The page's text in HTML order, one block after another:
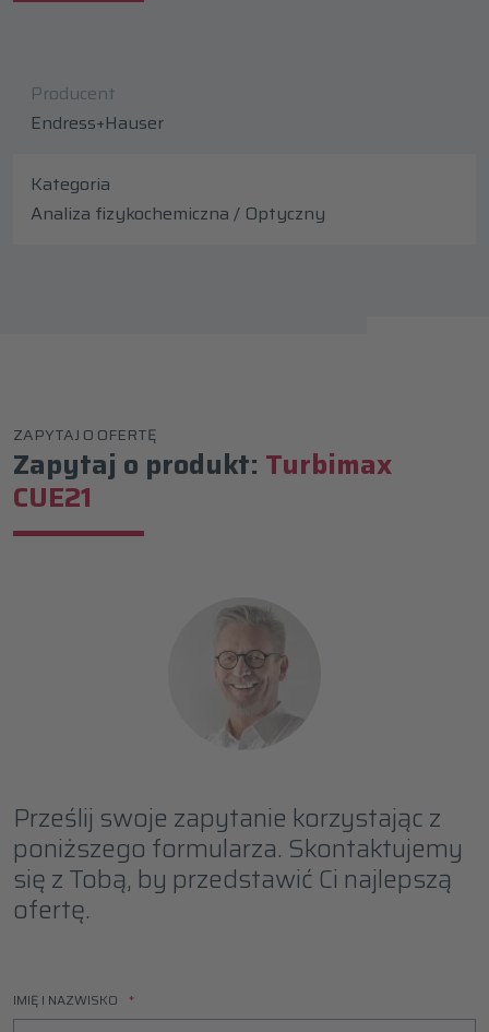
Producent
Endress+Hauser
Kategoria
Analiza fizykochemiczna / Optyczny
ZAPYTAJ O OFERTĘ
Zapytaj o produkt: Turbimax
CUE21
Prześlij swoje zapytanie korzystając z
poniższego formularza. Skontaktujemy
się z Tobą, by przedstawić Ci najlepszą
ofertę.
IMIĘ I NAZWISKO